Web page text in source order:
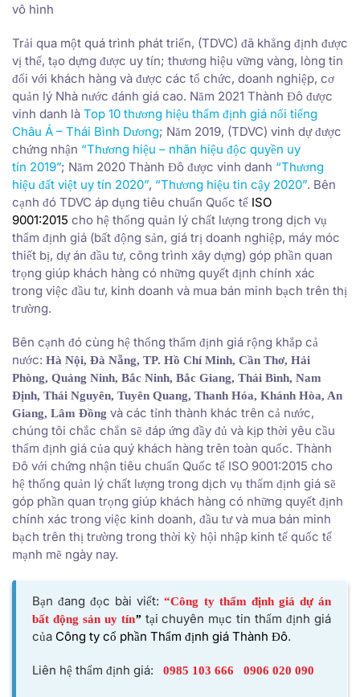
vô hình
Trải qua một quá trình phát triển, (TDVC) đã khẳng định được
vị thế, tạo dựng được uy tín; thương hiệu vững vàng, lòng tin
đối với khách hàng và được các tổ chức, doanh nghiệp, cơ
quản lý Nhà nước đánh giá cao. Năm 2021 Thành Đô được
vinh danh là Top 10 thương hiệu thẩm định giá nổi tiếng
Châu Á – Thái Bình Dương; Năm 2019, (TDVC) vinh dự được
chứng nhận “Thương hiệu – nhãn hiệu độc quyền uy
tín 2019”; Năm 2020 Thành Đô được vinh danh “Thương
hiệu đất việt uy tín 2020”, “Thương hiệu tin cậy 2020”. Bên
cạnh đó TDVC áp dụng tiêu chuẩn Quốc tế ISO
9001:2015 cho hệ thống quản lý chất lượng trong dịch vụ
thẩm định giá (bất động sản, giá trị doanh nghiệp, máy móc
thiết bị, dự án đầu tư, công trình xây dựng) góp phần quan
trọng giúp khách hàng có những quyết định chính xác
trong việc đầu tư, kinh doanh và mua bán minh bạch trên thị
trường.
Bên cạnh đó cùng hệ thống thẩm định giá rộng khắp cả
nước: Hà Nội, Đà Nẵng, TP. Hồ Chí Minh, Cần Thơ, Hải
Phòng, Quảng Ninh, Bắc Ninh, Bắc Giang, Thái Bình, Nam
Định, Thái Nguyên, Tuyên Quang, Thanh Hóa, Khánh Hòa, An
Giang, Lâm Đồng và các tỉnh thành khác trên cả nước,
chúng tôi chắc chắn sẽ đáp ứng đầy đủ và kịp thời yêu cầu
thẩm định giá của quý khách hàng trên toàn quốc. Thành
Đô với chứng nhận tiêu chuẩn Quốc tế ISO 9001:2015 cho
hệ thống quản lý chất lượng trong dịch vụ thẩm định giá sẽ
góp phần quan trọng giúp khách hàng có những quyết định
chính xác trong việc kinh doanh, đầu tư và mua bán minh
bạch trên thị trường trong thời kỳ hội nhập kinh tế quốc tế
mạnh mẽ ngày nay.
Bạn đang đọc bài viết:“Công ty thẩm định giá dự án
bất động sản uy tín”tại chuyên mục tin thẩm định giá
của Công ty cổ phần Thẩm định giá Thành Đô.
Liên hệ thẩm định giá: 0985 103 666 0906 020 090